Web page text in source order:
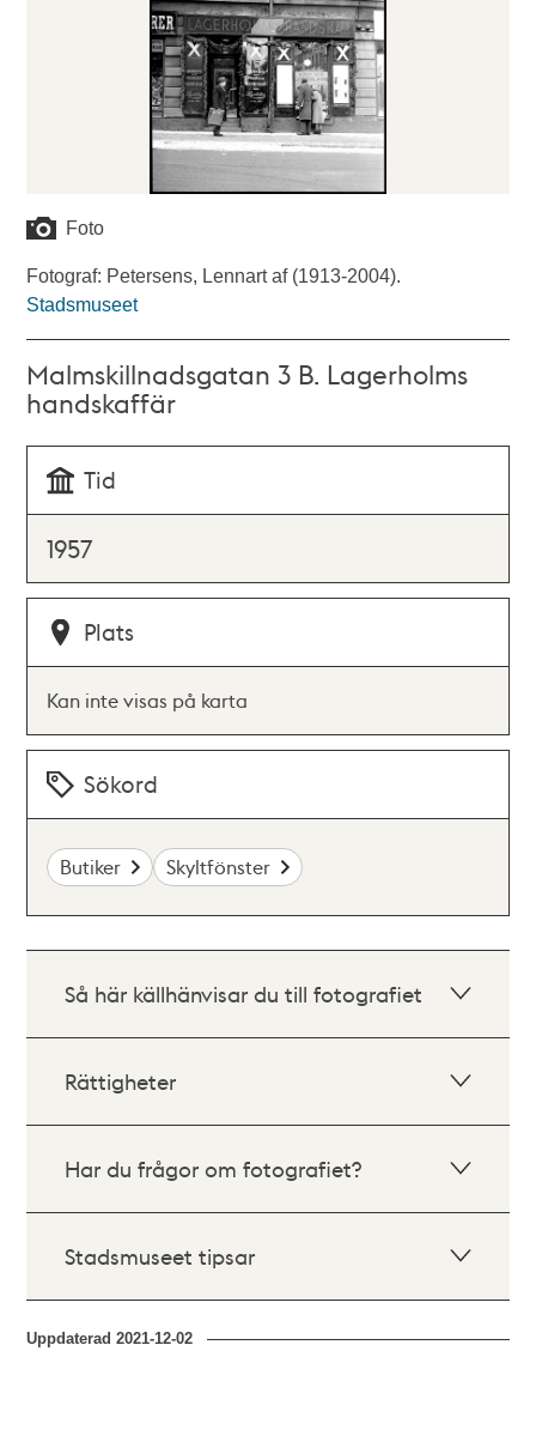
Foto
Fotograf: Petersens, Lennart af (1913-2004).
Stadsmuseet
Malmskillnadsgatan 3 B. Lagerholms
handskaffär
Tid
1957
Plats
Kan inte visas på karta
Sökord
Butiker Skyltfönster
Så här källhänvisar du till fotografiet
Rättigheter
Har du frågor om fotografiet?
Stadsmuseet tipsar
Uppdaterad2021-12-02